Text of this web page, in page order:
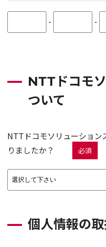
- -
NTTドコモ
ついて
NTTドコモソリューション
りましたか？
必須
個人情報の